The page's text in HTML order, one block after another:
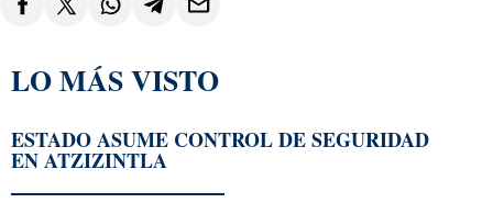
LO MÁS VISTO
ESTADO ASUME CONTROL DE SEGURIDAD
EN ATZIZINTLA